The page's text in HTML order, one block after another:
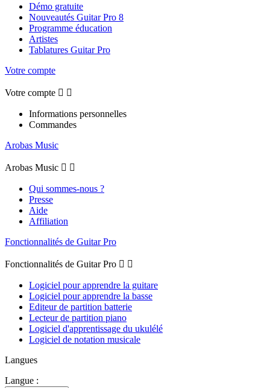
Démo gratuite
Nouveautés Guitar Pro 8
Programme éducation
Artistes
Tablatures Guitar Pro
Votre compte
Votre compte  
Informations personnelles
Commandes
Arobas Music
Arobas Music  
Qui sommes-nous ?
Presse
Aide
Affiliation
Fonctionnalités de Guitar Pro
Fonctionnalités de Guitar Pro  
Logiciel pour apprendre la guitare
Logiciel pour apprendre la basse
Editeur de partition batterie
Lecteur de partition piano
Logiciel d'apprentissage du ukulélé
Logiciel de notation musicale
Langues
Langue :